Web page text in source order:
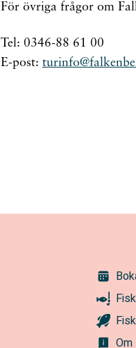
För övriga frågor om
Tel: 0346-88 61 00
E-post:
Om